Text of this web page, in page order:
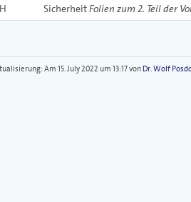
SicherheitFolien zum 2. Teil der
Am 15. July 2022 um 13:17 von Dr. Wolf